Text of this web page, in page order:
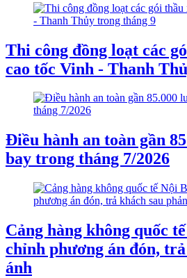
Thi công đồng loạt các
cao tốc Vinh - Thanh
Điều hành an toàn gần
bay trong tháng 7/2026
Cảng hàng không quốc
chỉnh phương án đón,
ánh